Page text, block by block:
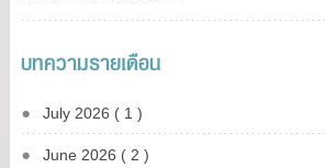
บทความรายเดือน
July 2026 ( 1 )
June 2026 ( 2 )